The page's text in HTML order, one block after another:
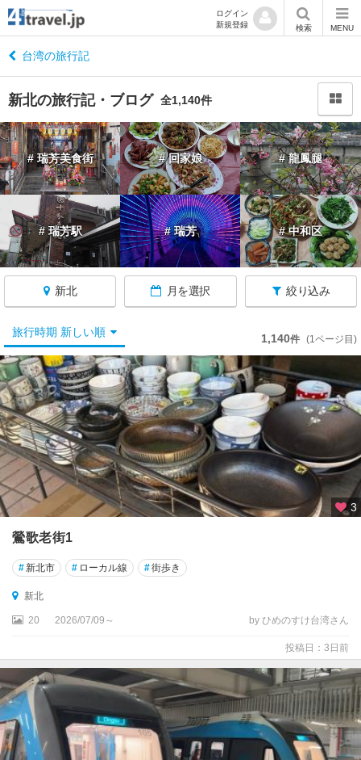
ログイン
新規登録
検索 MENU
台湾の旅行記
新北の旅行記・ブログ 全1,140件
# 瑞芳美食街 # 回家娘 # 龍鳳腿
# 瑞芳駅 # 瑞芳 # 中和区
新北 月を選択 絞り込み
台
湾
へ
戻
る
★
高
★
九
分
★
台
北
★
花
蓮
三
門
北
港
部
横
貫
公
路
周
旅行時期 新しい順 1,140件 (1ページ目)
3
鶯歌老街1
#新北市 # ローカル線 #街歩き
新北
20 2026/07/09～ by ひめのすけ台湾さん
投稿日：3日前